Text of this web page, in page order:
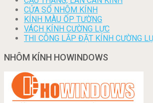
CỬA SỔ NHÔM KÍNH
KÍNH MÀU ỐP TƯỜNG
VÁCH KÍNH CƯỜNG LỰC
THI CÔNG LẮP ĐẶT KÍNH CƯỜNG
NHÔM KÍNH HOWINDOWS